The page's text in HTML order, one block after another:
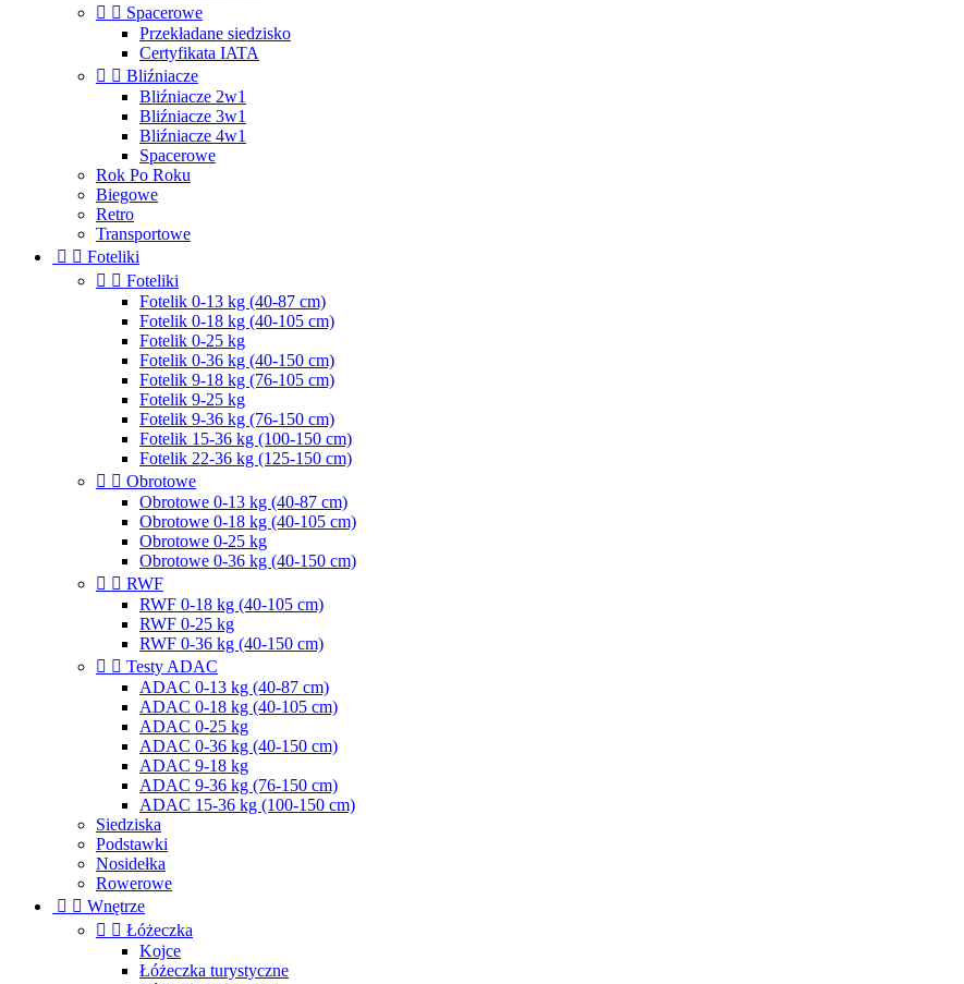
  Spacerowe
Przekładane siedzisko
Certyfikata IATA
  Bliźniacze
Bliźniacze 2w1
Bliźniacze 3w1
Bliźniacze 4w1
Spacerowe
Rok Po Roku
Biegowe
Retro
Transportowe
  Foteliki
  Foteliki
Fotelik 0-13 kg (40-87 cm)
Fotelik 0-18 kg (40-105 cm)
Fotelik 0-25 kg
Fotelik 0-36 kg (40-150 cm)
Fotelik 9-18 kg (76-105 cm)
Fotelik 9-25 kg
Fotelik 9-36 kg (76-150 cm)
Fotelik 15-36 kg (100-150 cm)
Fotelik 22-36 kg (125-150 cm)
  Obrotowe
Obrotowe 0-13 kg (40-87 cm)
Obrotowe 0-18 kg (40-105 cm)
Obrotowe 0-25 kg
Obrotowe 0-36 kg (40-150 cm)
  RWF
RWF 0-18 kg (40-105 cm)
RWF 0-25 kg
RWF 0-36 kg (40-150 cm)
  Testy ADAC
ADAC 0-13 kg (40-87 cm)
ADAC 0-18 kg (40-105 cm)
ADAC 0-25 kg
ADAC 0-36 kg (40-150 cm)
ADAC 9-18 kg
ADAC 9-36 kg (76-150 cm)
ADAC 15-36 kg (100-150 cm)
Siedziska
Podstawki
Nosidełka
Rowerowe
  Wnętrze
  Łóżeczka
Kojce
Łóżeczka turystyczne